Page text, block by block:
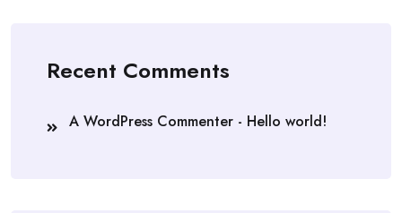
Recent Comments
A WordPress Commenter - Hello world!